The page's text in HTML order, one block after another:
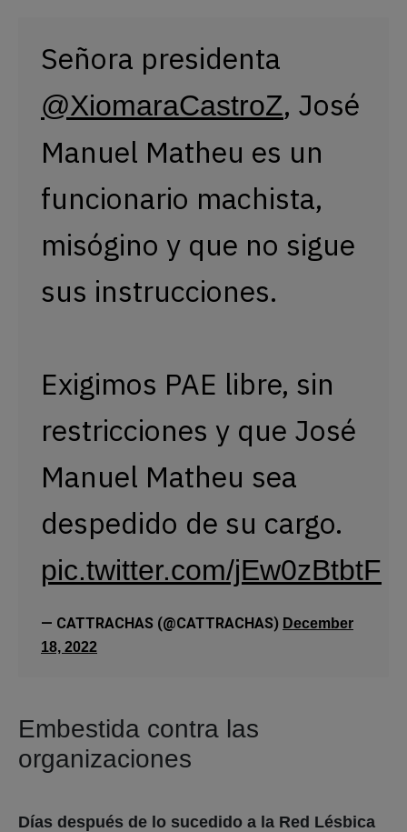
Señora presidenta
@XiomaraCastroZ, José
Manuel Matheu es un
funcionario machista,
misógino y que no sigue
sus instrucciones.
Exigimos PAE libre, sin
restricciones y que José
Manuel Matheu sea
despedido de su cargo.
pic.twitter.com/jEw0zBtbtF
— CATTRACHAS (@CATTRACHAS) December
18, 2022
Embestida contra las
organizaciones
Días después de lo sucedido a la Red Lésbica